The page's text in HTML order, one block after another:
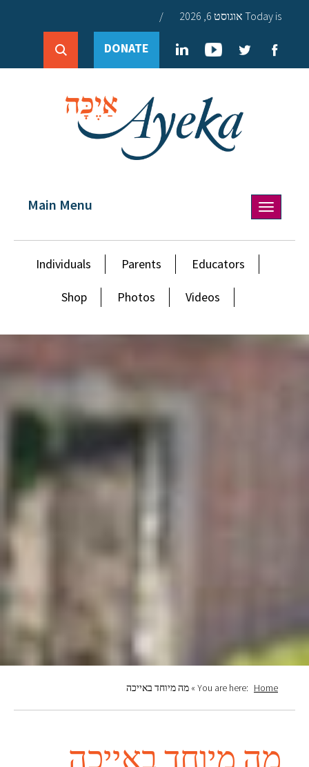
Today is אוגוסט 6, 2026 /
DONATE
Toggle
navigation
Main Menu
Educators
Parents
Individuals
Videos
Photos
Shop
You are here: Home
» מה מיוחד באייכה
מה מיוחד באייכה